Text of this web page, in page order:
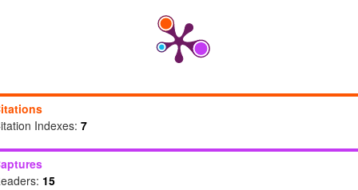
Indexes: 7
15